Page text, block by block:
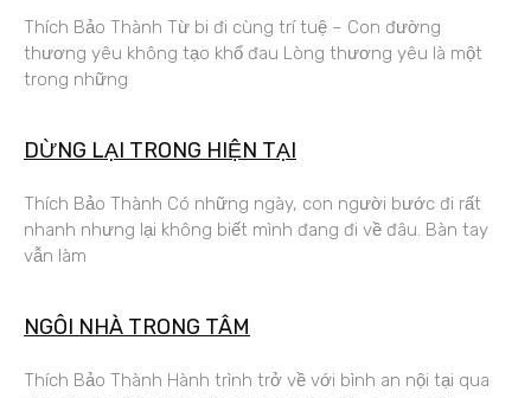
Thích Bảo Thành Từ bi đi cùng trí tuệ – Con đường
thương yêu không tạo khổ đau Lòng thương yêu là một
trong những
DỪNG LẠI TRONG HIỆN TẠI
Thích Bảo Thành Có những ngày, con người bước đi rất
nhanh nhưng lại không biết mình đang đi về đâu. Bàn tay
vẫn làm
NGÔI NHÀ TRONG TÂM
Thích Bảo Thành Hành trình trở về với bình an nội tại qua